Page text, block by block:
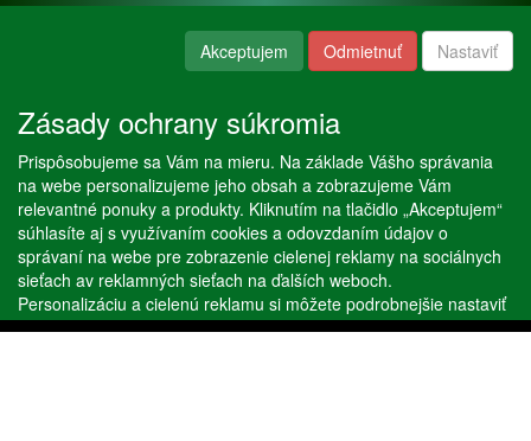
Naše služby
Servis
Predaj akváriových rýb
Predaj akváriových rastlín
Copyright © Stöckl spol. s r. o. 2020, powered byABRA E-shop
Akceptujem Odmietnuť Nastaviť
Zásady ochrany súkromia
Prispôsobujeme sa Vám na mieru. Na základe Vášho správania
na webe personalizujeme jeho obsah a zobrazujeme Vám
relevantné ponuky a produkty. Kliknutím na tlačidlo „Akceptujem“
súhlasíte aj s využívaním cookies a odovzdaním údajov o
správaní na webe pre zobrazenie cielenej reklamy na sociálnych
sieťach av reklamných sieťach na ďalších weboch.
Personalizáciu a cielenú reklamu si môžete podrobnejšie nastaviť
alebo kedykoľvek vypnúť po kliknutí na tlačidlo „Nastaviť“.